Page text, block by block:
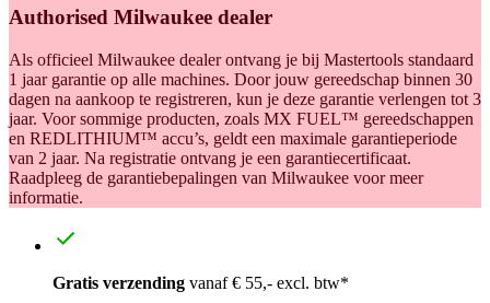
Authorised Milwaukee dealer
Als officieel Milwaukee dealer ontvang je bij Mastertools standaard
1 jaar garantie op alle machines. Door jouw gereedschap binnen 30
dagen na aankoop te registreren, kun je deze garantie verlengen tot 3
jaar. Voor sommige producten, zoals MX FUEL™ gereedschappen
en REDLITHIUM™ accu’s, geldt een maximale garantieperiode
van 2 jaar. Na registratie ontvang je een garantiecertificaat.
Raadpleeg de garantiebepalingen van Milwaukee voor meer
informatie.
Gratis verzending vanaf € 55,- excl. btw*